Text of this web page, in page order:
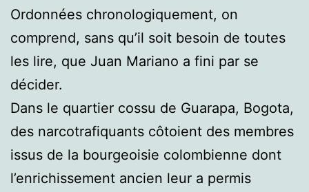
Ordonnées chronologiquement, on
comprend, sans qu’il soit besoin de toutes
les lire, que Juan Mariano a fini par se
décider.
Dans le quartier cossu de Guarapa, Bogota,
des narcotrafiquants côtoient des membres
issus de la bourgeoisie colombienne dont
l’enrichissement ancien leur a permis